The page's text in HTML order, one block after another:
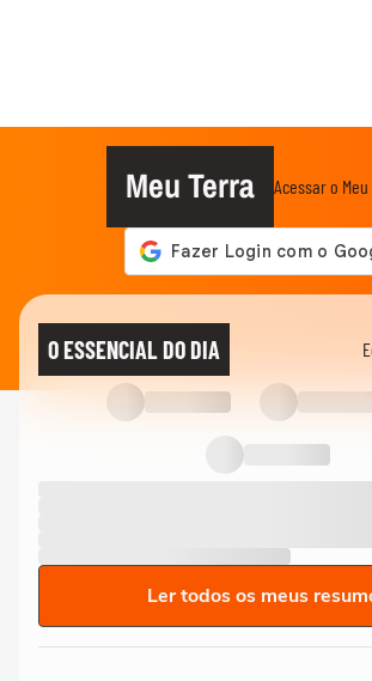
Meu Terra Acessar o
O ESSENCIAL DO DIA
Ler todos os meus